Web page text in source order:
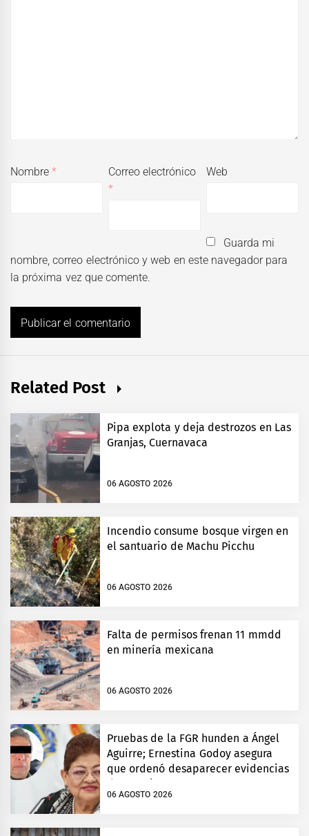
Nombre*
Correo electrónico
*
Web
Guarda mi
nombre, correo electrónico y web en este navegador para
la próxima vez que comente.
Related Post
Pipa explota y deja destrozos en Las
Granjas, Cuernavaca
06 AGOSTO 2026
Incendio consume bosque virgen en
el santuario de Machu Picchu
06 AGOSTO 2026
Falta de permisos frenan 11 mmdd
en minería mexicana
06 AGOSTO 2026
Pruebas de la FGR hunden a Ángel
Aguirre; Ernestina Godoy asegura
que ordenó desaparecer evidencias
de Ayotzinapa
06 AGOSTO 2026